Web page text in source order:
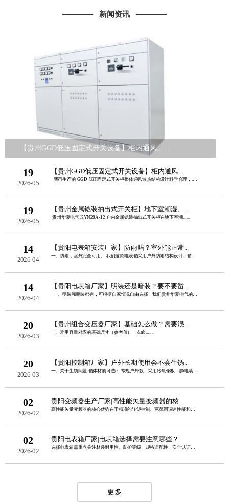
新闻资讯
【贵州GGD低压固定式开关设备】柜内通风......
19
2026-05
【贵州GGD低压固定式开关设备】柜内通风...
19
2026-05
【贵州金属铠装抽出式开关柜】地下室潮湿、...
贵州华夏电气 KYN28A‑12 户内金属铠装抽出式开关柜在地下室潮......
14
2026-04
【贵阳电表箱安装厂家】防雨吗？室外能正常...
一、防雨，室外完全可用。 我们这款电表箱采用户外防雨结构设计，箱盖加宽外翻边......
14
2026-04
【贵阳电表箱厂家】明装还是暗装？要不要凿...
一、明装和暗装都有，可根据自家情况自由选择：我们贵州华夏电气的电表......
20
2026-03
【贵州组合变压器厂家】基础怎么做？需要混...
一、常用容量对应的基础尺寸（参考值） &nb......
20
2026-03
【贵阳控制箱厂家】户外长期使用会不会生锈...
一、关于生锈问题 箱体材质可选： 常规户外款：采用冷轧钢板＋静电喷塑，双......
02
2026-02
贵阳变频器生产厂家|高性能矢量变频器的核...
高性能矢量变频器的核心优势在于精准的转矩控制、宽范围调速性能和强负载适应能力，同......
02
2026-02
贵阳电表箱厂家|电表箱选择需要注意哪些？
选择电表箱需重点关注材质耐用性、防护等级、规格适配性、安全认证、安装便捷性这五点......
更多